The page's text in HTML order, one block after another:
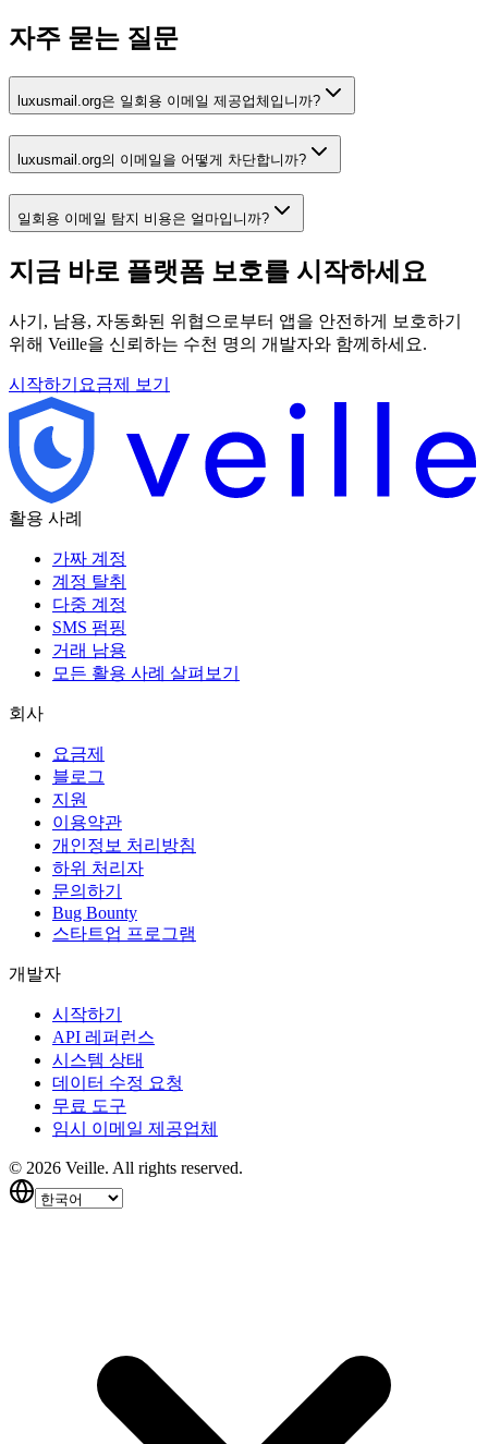
자주 묻는 질문
luxusmail.org은 일회용 이메일 제공업체입니까?
luxusmail.org의 이메일을 어떻게 차단합니까?
일회용 이메일 탐지 비용은 얼마입니까?
지금 바로 플랫폼 보호를 시작하세요
사기, 남용, 자동화된 위협으로부터 앱을 안전하게 보호하기
위해 Veille을 신뢰하는 수천 명의 개발자와 함께하세요.
시작하기 요금제 보기
활용 사례
가짜 계정
계정 탈취
다중 계정
SMS 펌핑
거래 남용
모든 활용 사례 살펴보기
회사
요금제
블로그
지원
이용약관
개인정보 처리방침
하위 처리자
문의하기
Bug Bounty
스타트업 프로그램
개발자
시작하기
API 레퍼런스
시스템 상태
데이터 수정 요청
무료 도구
임시 이메일 제공업체
© 2026 Veille. All rights reserved.